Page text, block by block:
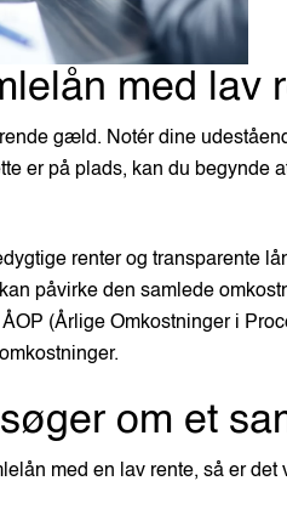
med lav
gæld. Notér dine
er på plads, kan du begynde
renter og transparente
påvirke den samlede
(Årlige Omkostninger i
om et
med en lav rente, så er det